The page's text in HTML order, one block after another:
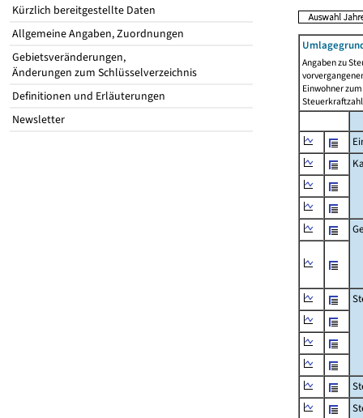
Kürzlich bereitgestellte Daten
Allgemeine Angaben, Zuordnungen
Gebietsveränderungen,
Änderungen zum Schlüsselverzeichnis
Definitionen und Erläuterungen
Newsletter
Angaben zu
Einwohner